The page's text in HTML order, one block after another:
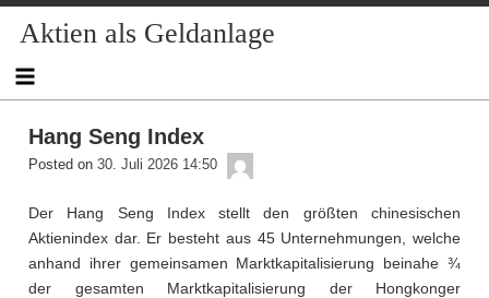
to
content
Aktien als Geldanlage
Hang Seng Index
Posted on 30. Juli 2026 14:50
Der Hang Seng Index stellt den größten chinesischen
Aktienindex dar. Er besteht aus 45 Unternehmungen, welche
anhand ihrer gemeinsamen Marktkapitalisierung beinahe ¾
der gesamten Marktkapitalisierung der Hongkonger